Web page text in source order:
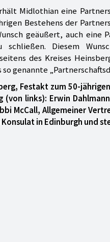
Midlothian eine
Bestehens der
geäußert, auch eine
schließen. Diesem
des Kreises
so genannte
Festakt zum 50-
(von links): Erwin
McCall, Allgemeiner
Konsulat in Edinburgh und